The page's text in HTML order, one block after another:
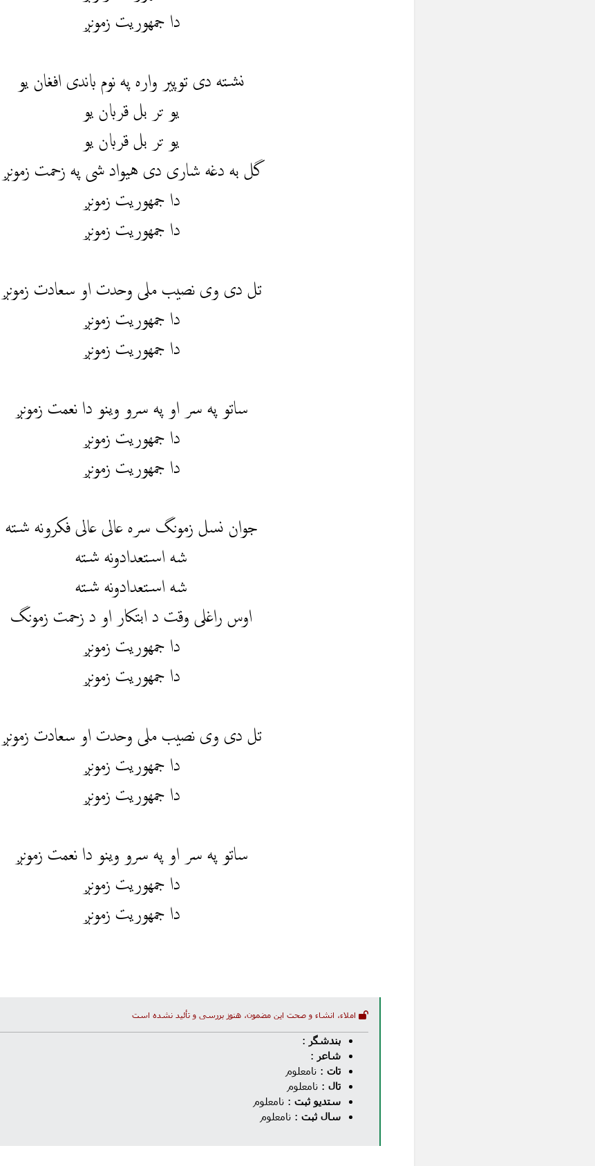
دا جمهوریت زمونږ
نشته دی توپیر واره په نوم باندی افغان یو
یو تر بل قربان یو
یو تر بل قربان یو
گل به دغه شاری دی هیواد شی په زحمت زمونږ
دا جمهوریت زمونږ
دا جمهوریت زمونږ
تل دی وی نصیب ملی وحدت او سعادت زمونږ
دا جمهوریت زمونږ
دا جمهوریت زمونږ
ساتو په سر او په سرو وینو دا نعمت زمونږ
دا جمهوریت زمونږ
دا جمهوریت زمونږ
جوان نسل زمونگ سره عالی عالی فکرونه شته
شه استعدادونه شته
شه استعدادونه شته
اوس راغلی وقت د ابتکار او د زحمت زمونگ
دا جمهوریت زمونږ
دا جمهوریت زمونږ
تل دی وی نصیب ملی وحدت او سعادت زمونږ
دا جمهوریت زمونږ
دا جمهوریت زمونږ
ساتو په سر او په سرو وینو دا نعمت زمونږ
دا جمهوریت زمونږ
دا جمهوریت زمونږ
املاء، انشاء و صحت این مضمون، هنوز بررسی و تأئید نشده است
بندشگر :
شاعر :
تات : نامعلوم
تال : نامعلوم
ستدیو ثبت : نامعلوم
سال ثبت : نامعلوم